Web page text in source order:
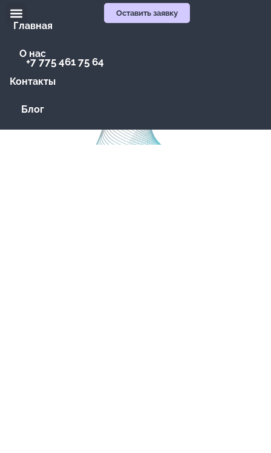
Главная
О нас
Контакты
Блог
+7 775 461 75 64
Оставить заявку